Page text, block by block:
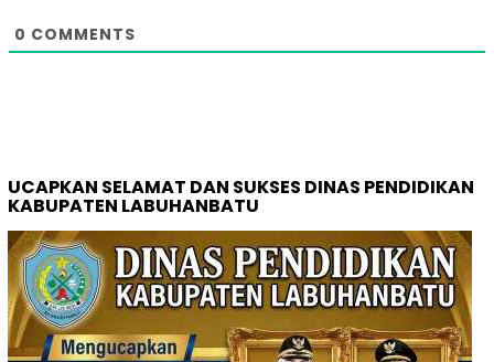
0 COMMENTS
UCAPKAN SELAMAT DAN SUKSES DINAS PENDIDIKAN
KABUPATEN LABUHANBATU